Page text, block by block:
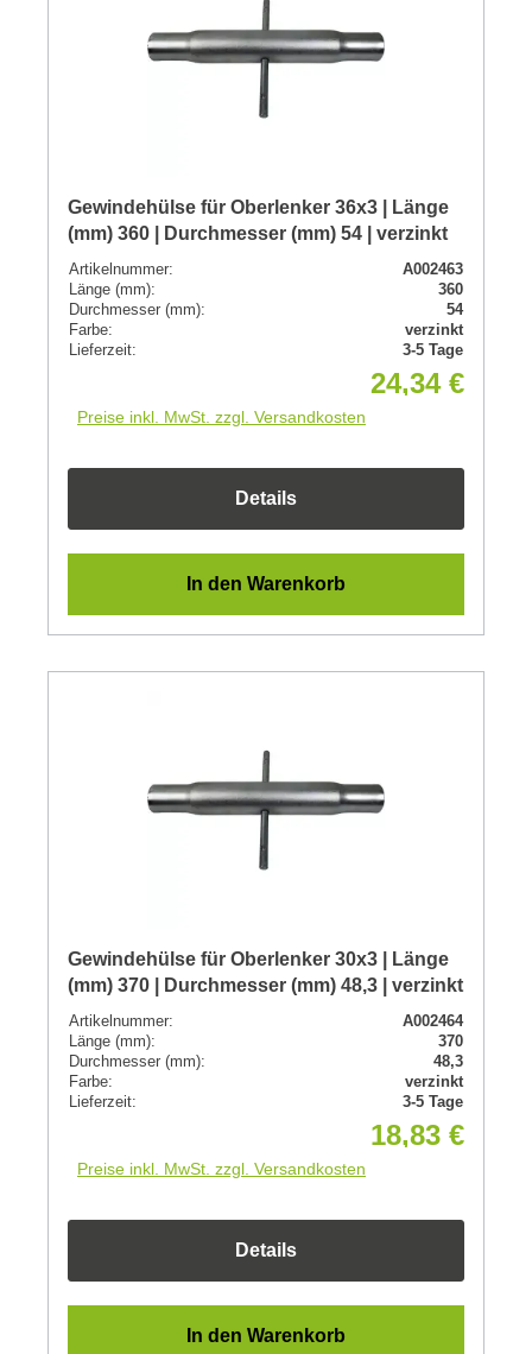
Gewindehülse für Oberlenker 36x3 | Länge
(mm) 360 | Durchmesser (mm) 54 | verzinkt
Artikelnummer:
A002463
Länge (mm):
360
Durchmesser (mm):
54
Farbe:
verzinkt
Lieferzeit:
3-5 Tage
24,34 €
Preise inkl. MwSt. zzgl. Versandkosten
Details
In den Warenkorb
Gewindehülse für Oberlenker 30x3 | Länge
(mm) 370 | Durchmesser (mm) 48,3 | verzinkt
Artikelnummer:
A002464
Länge (mm):
370
Durchmesser (mm):
48,3
Farbe:
verzinkt
Lieferzeit:
3-5 Tage
18,83 €
Preise inkl. MwSt. zzgl. Versandkosten
Details
In den Warenkorb